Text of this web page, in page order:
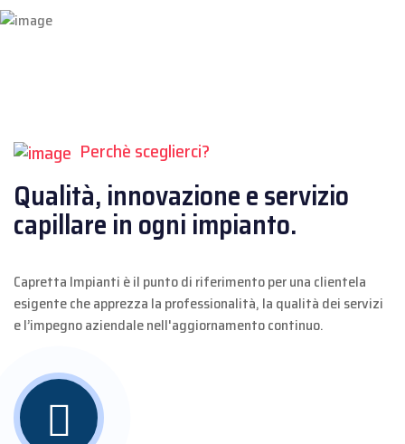
Perchè sceglierci?
Qualità, innovazione e servizio
capillare in ogni impianto.
Capretta Impianti è il punto di riferimento per una clientela
esigente che apprezza la professionalità, la qualità dei servizi
e l’impegno aziendale nell'aggiornamento continuo.